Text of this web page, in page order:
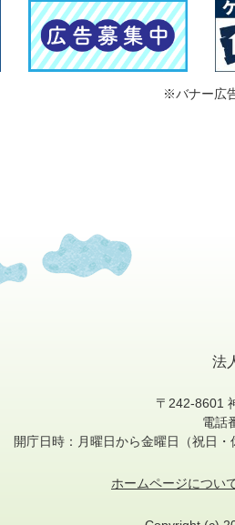
※バナー広
法
〒242-8601
電話
開庁日時：月曜日から金曜日
（祝日
ホームページについ